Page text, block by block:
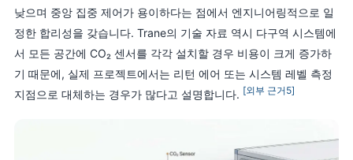
낮으며 중앙 집중 제어가 용이하다는 점에서 엔지니어링적으로 일
정한 합리성을 갖습니다. Trane의 기술 자료 역시 다구역 시스템에
서 모든 공간에 CO₂ 센서를 각각 설치할 경우 비용이 크게 증가하
기 때문에, 실제 프로젝트에서는 리턴 에어 또는 시스템 레벨 측정
지점으로 대체하는 경우가 많다고 설명합니다. [외부 근거5]